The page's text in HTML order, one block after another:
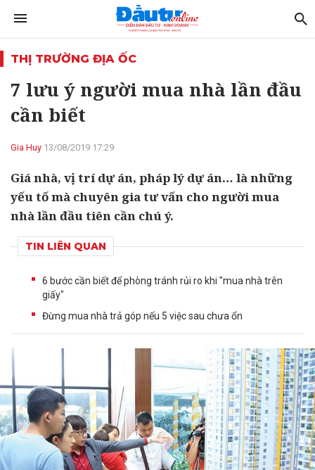
THỊ TRƯỜNG ĐỊA ỐC
7 lưu ý người mua nhà lần đầu
cần biết
Gia Huy 13/08/2019 17:29
Giá nhà, vị trí dự án, pháp lý dự án… là những
yếu tố mà chuyên gia tư vấn cho người mua
nhà lần đầu tiên cần chú ý.
TIN LIÊN QUAN
6 bước cần biết để phòng tránh rủi ro khi "mua nhà trên
giấy"
Đừng mua nhà trả góp nếu 5 việc sau chưa ổn